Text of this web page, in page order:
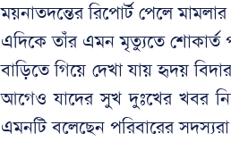
ময়নাতদন্তের রিপোর্ট পেলে মামলার
এদিকে তাঁর এমন মৃত্যুতে শোকার্ত
বাড়িতে গিয়ে দেখা যায় হৃদয়
আগেও যাদের সুখ দুঃখের খবর
এমনটি বলেছেন পরিবারের